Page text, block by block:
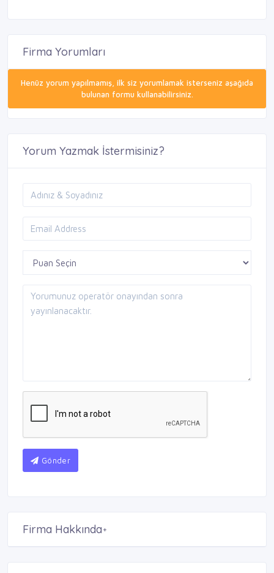
Firma Yorumları
Henüz yorum yapılmamış, ilk siz yorumlamak isterseniz aşağıda
bulunan formu kullanabilirsiniz.
Yorum Yazmak İstermisiniz?
Gönder
Firma Hakkında+